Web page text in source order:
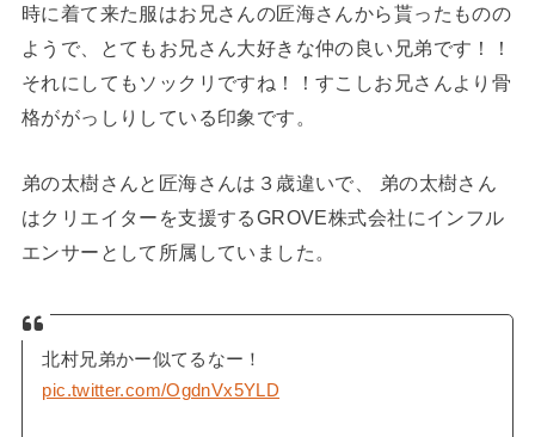
時に着て来た服はお兄さんの匠海さんから貰ったものの
ようで、とてもお兄さん大好きな仲の良い兄弟です！！
それにしてもソックリですね！！すこしお兄さんより骨
格ががっしりしている印象です。
弟の太樹さんと匠海さんは３歳違いで、 弟の太樹さん
はクリエイターを支援するGROVE株式会社にインフル
エンサーとして所属していました。
北村兄弟かー似てるなー！
pic.twitter.com/OgdnVx5YLD